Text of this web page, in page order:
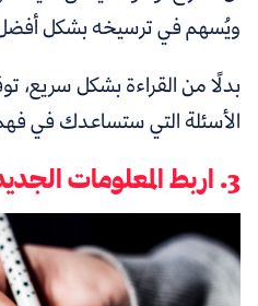
ويُسهم في ترسيخه بشكل أفضل
بدلًا من القراءة بشكل
الأسئلة التي ستساعدك في
3. اربط المعلومات الجديدة بأخرى تعرفها